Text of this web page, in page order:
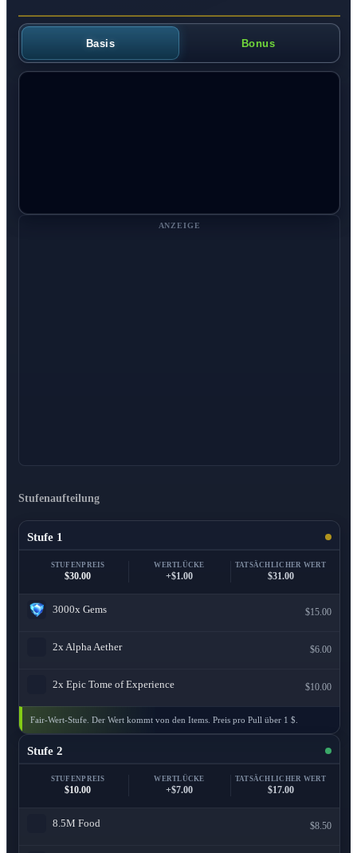
Basis Bonus
ANZEIGE
Stufenaufteilung
Stufe 1
STUFENPREIS
$30.00
WERTLÜCKE
+$1.00
TATSÄCHLICHER WERT
$31.00
3000x Gems $15.00
2x Alpha Aether $6.00
2x Epic Tome of Experience $10.00
Fair-Wert-Stufe. Der Wert kommt von den Items. Preis pro Pull über 1 $.
Stufe 2
STUFENPREIS
$10.00
WERTLÜCKE
+$7.00
TATSÄCHLICHER WERT
$17.00
8.5M Food $8.50